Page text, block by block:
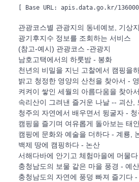
[ Base URL: apis.data.go.kr/
관광코스별 관광지의 동네예보, 기상
광기후지수 정보를 조회하는 서비스
(참고-예시) 관광코스 -관광지
남호고택에서의 하룻밤 - 봉화
천년의 비밀을 지닌 고찰에서 캠핑을
밝고 청정한 영양의 산천을 찾아서 -
켜켜이 쌓인 세월의 아름다움을 찾아
속리산이 그려낸 즐거운 나날 -- 괴산,
청주의 자연에서 배우면서 뒹굴자 - 청
캠핑을 즐기며 여유롭게 돌아보는 태
캠핑에 문화와 예술을 더하다 - 계룡,
백제 땅에 캠핑하다 - 논산
서해다바에 안기고 체험마을에 머물
충청남도의 보물 같은 마을 풍경 - 예산
충청남도의 자연에 풍덩 빠져 즐기다